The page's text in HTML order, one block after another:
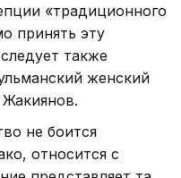
«традиционного
принять эту
также
женский
Жакиянов.
не боится
относится с